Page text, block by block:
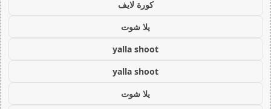
كورة لايف
يلا شوت
yalla shoot
yalla shoot
يلا شوت